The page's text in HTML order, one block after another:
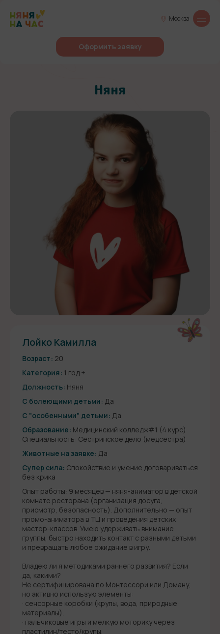
Москва
Оформить заявку
Няня
Лойко Камилла
Возраст: 20
Категория: 1 год +
Должность: Няня
С болеющими детьми: Да
С "особенными" детьми: Да
Образование: Медицинский колледж#1 (4 курс)
Специальность: Сестринское дело (медсестра)
Животные на заявке: Да
Супер сила: Спокойствие и умение договариваться
без крика
Опыт работы: 9 месяцев — няня-аниматор в детской
комнате ресторана (организация досуга,
присмотр, безопасность). Дополнительно — опыт
промо-аниматора в ТЦ и проведения детских
мастер-классов. Умею удерживать внимание
группы, быстро находить контакт с разными детьми
и превращать любое ожидание в игру.
Владею ли я методиками раннего развития? Если
да, какими?
Не сертифицирована по Монтессори или Доману,
но активно использую элементы:
· сенсорные коробки (крупы, вода, природные
материалы),
· пальчиковые игры и мелкую моторику через
пластилин/тесто/крупы,